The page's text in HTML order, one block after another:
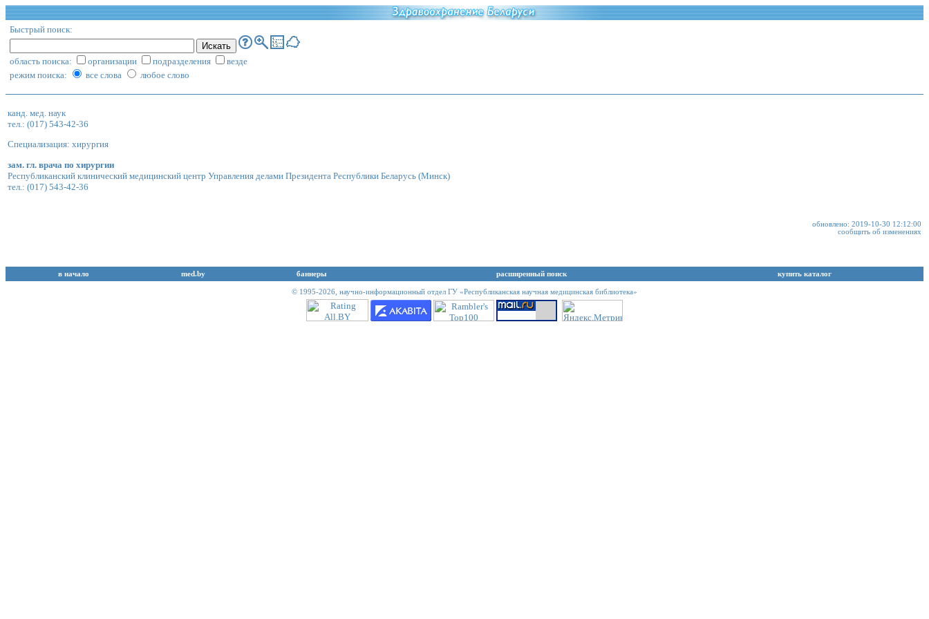
Быстрый поиск:
область поиска: организации подразделения
везде
режим поиска:
все слова любое слово
канд. мед. наук
тел.: (017) 543-42-36
Специализация: хирургия
зам. гл. врача по хирургии
Республиканский клинический медицинский центр Управления делами Президента Республики Беларусь (Минск)
тел.: (017) 543-42-36
обновлено: 2019-10-30 12:12:00
сообщить об изменениях
в начало med.by баннеры расширенный поиск купить каталог
© 1995-2026, научно-информационный отдел ГУ «Республиканская научная медицинская библиотека»